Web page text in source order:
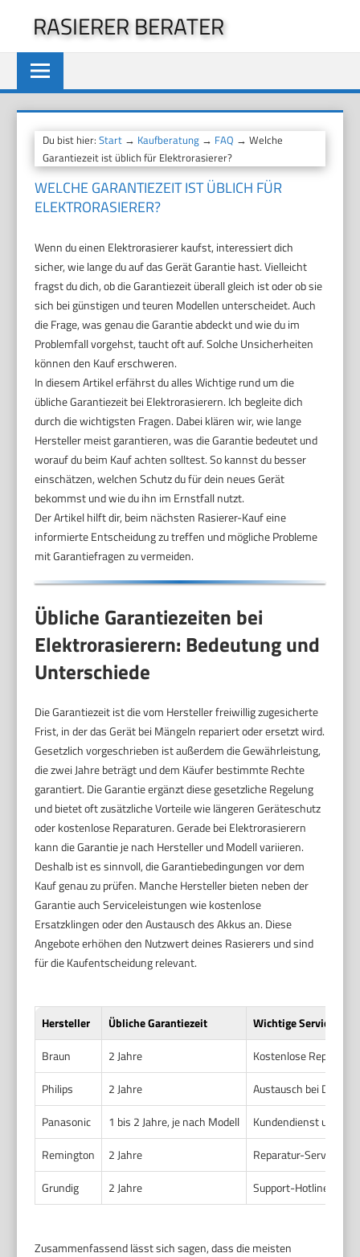
springen
RASIERER BERATER
Du bist hier:Start → Kaufberatung → FAQ → Welche
Garantiezeit ist üblich für Elektrorasierer?
WELCHE GARANTIEZEIT IST ÜBLICH FÜR
ELEKTRORASIERER?
Wenn du einen Elektrorasierer kaufst, interessiert dich
sicher, wie lange du auf das Gerät Garantie hast. Vielleicht
fragst du dich, ob die Garantiezeit überall gleich ist oder ob sie
sich bei günstigen und teuren Modellen unterscheidet. Auch
die Frage, was genau die Garantie abdeckt und wie du im
Problemfall vorgehst, taucht oft auf. Solche Unsicherheiten
können den Kauf erschweren.
In diesem Artikel erfährst du alles Wichtige rund um die
übliche Garantiezeit bei Elektrorasierern. Ich begleite dich
durch die wichtigsten Fragen. Dabei klären wir, wie lange
Hersteller meist garantieren, was die Garantie bedeutet und
worauf du beim Kauf achten solltest. So kannst du besser
einschätzen, welchen Schutz du für dein neues Gerät
bekommst und wie du ihn im Ernstfall nutzt.
Der Artikel hilft dir, beim nächsten Rasierer-Kauf eine
informierte Entscheidung zu treffen und mögliche Probleme
mit Garantiefragen zu vermeiden.
Übliche Garantiezeiten bei
Elektrorasierern: Bedeutung und
Unterschiede
Die Garantiezeit ist die vom Hersteller freiwillig zugesicherte
Frist, in der das Gerät bei Mängeln repariert oder ersetzt wird.
Gesetzlich vorgeschrieben ist außerdem die Gewährleistung,
die zwei Jahre beträgt und dem Käufer bestimmte Rechte
garantiert. Die Garantie ergänzt diese gesetzliche Regelung
und bietet oft zusätzliche Vorteile wie längeren Geräteschutz
oder kostenlose Reparaturen. Gerade bei Elektrorasierern
kann die Garantie je nach Hersteller und Modell variieren.
Deshalb ist es sinnvoll, die Garantiebedingungen vor dem
Kauf genau zu prüfen. Manche Hersteller bieten neben der
Garantie auch Serviceleistungen wie kostenlose
Ersatzklingen oder den Austausch des Akkus an. Diese
Angebote erhöhen den Nutzwert deines Rasierers und sind
für die Kaufentscheidung relevant.
Hersteller Übliche Garantiezeit
Wichtige
Braun
2 Jahre
Kostenlose
Philips
2 Jahre
Austausch bei
Panasonic
1 bis 2 Jahre, je nach Modell
Kundendienst und
Remington
2 Jahre
Reparatur-Service,
Grundig
2 Jahre Support-Hotline,
Zusammenfassend lässt sich sagen, dass die meisten